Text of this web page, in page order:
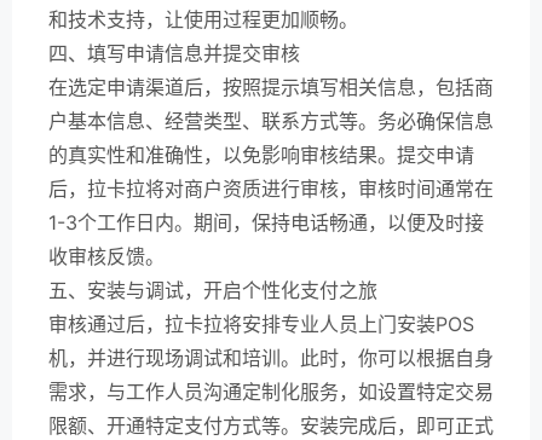
和技术支持，让使用过程更加顺畅。
四、填写申请信息并提交审核
在选定申请渠道后，按照提示填写相关信息，包括商
户基本信息、经营类型、联系方式等。务必确保信息
的真实性和准确性，以免影响审核结果。提交申请
后，拉卡拉将对商户资质进行审核，审核时间通常在
1-3个工作日内。期间，保持电话畅通，以便及时接
收审核反馈。
五、安装与调试，开启个性化支付之旅
审核通过后，拉卡拉将安排专业人员上门安装POS
机，并进行现场调试和培训。此时，你可以根据自身
需求，与工作人员沟通定制化服务，如设置特定交易
限额、开通特定支付方式等。安装完成后，即可正式